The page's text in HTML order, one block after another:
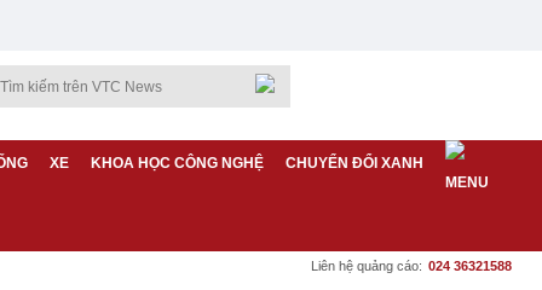
XE KHOA HỌC CÔNG NGHỆ CHUYỂN ĐỔI XANH
Liên hệ quảng cáo: 024 36321588